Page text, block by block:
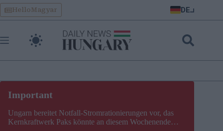
Skip
to
content
HelloMagyar DE
Ungarn bereitet Notfall-Stromrationierungen vor, das
Kernkraftwerk Paks könnte an diesem Wochenende